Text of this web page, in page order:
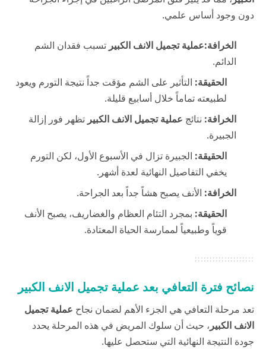
دون وجود أساس علمي.
الخرافة:عملية تجميل الانف الكبير تسبب فقدان الشم
الدائم.
الحقيقة: التأثير على الشم مؤقت جداً نتيجة التورم ويعود
لطبيعته تماماً خلال أسابيع قليلة.
الخرافة: نتائج عملية تجميل الانف الكبير تظهر فور إزالة
الجبيرة.
الحقيقة: الجبيرة تزال في الأسبوع الأول، لكن التورم
يخفي التفاصيل النهائية لعدة أشهر.
الخرافة: الأنف يصبح هشاً جداً بعد الجراحة.
الحقيقة: بمجرد التئام العظام والغضاريف، يصبح الأنف
قوياً وطبيعياً لممارسة الحياة المعتادة.
نصائح فترة التعافي بعد عملية تجميل الانف الكبير
تعد مرحلة التعافي هي الجزء الأهم لضمان نجاح عملية تجميل
الانف الكبير ، حيث أن سلوك المريض في هذه المرحلة يحدد
جودة النتيجة النهائية التي ستحصل عليها.